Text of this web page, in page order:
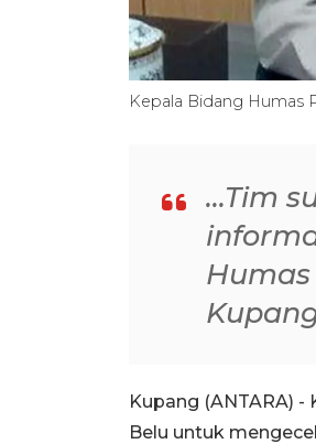
Kepala Bidang Humas
...Tim
Humas
Kupang (ANTARA)
Belu untuk